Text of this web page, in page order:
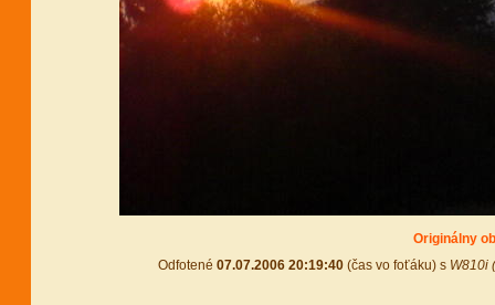
Originálny
Odfotené 07.07.2006 20:19:40 (čas vo foťáku) s W810i